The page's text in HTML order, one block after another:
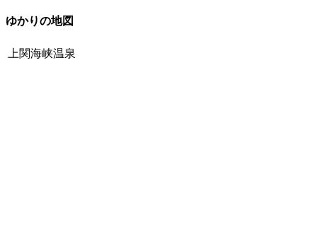
ゆかりの地図
上関海峡温泉